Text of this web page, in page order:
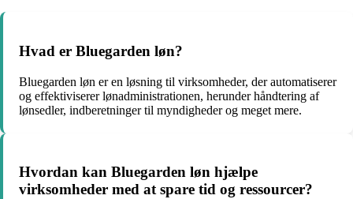
Hvad er Bluegarden løn?
Bluegarden løn er en løsning til virksomheder, der automatiserer
og effektiviserer lønadministrationen, herunder håndtering af
lønsedler, indberetninger til myndigheder og meget mere.
Hvordan kan Bluegarden løn hjælpe
virksomheder med at spare tid og ressourcer?